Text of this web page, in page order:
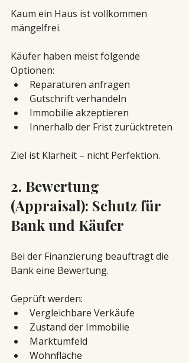
Kaum ein Haus ist vollkommen
mängelfrei.
Käufer haben meist folgende
Optionen:
Reparaturen anfragen
Gutschrift verhandeln
Immobilie akzeptieren
Innerhalb der Frist zurücktreten
Ziel ist Klarheit – nicht Perfektion.
2. Bewertung
(Appraisal): Schutz für
Bank und Käufer
Bei der Finanzierung beauftragt die
Bank eine Bewertung.
Geprüft werden:
Vergleichbare Verkäufe
Zustand der Immobilie
Marktumfeld
Wohnfläche